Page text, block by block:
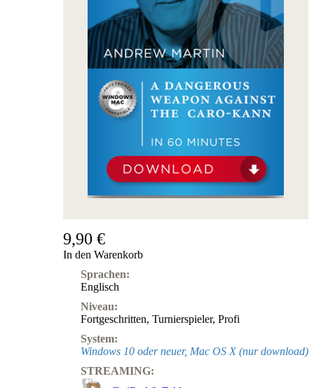
9,90 €
In den Warenkorb
Sprachen:
Englisch
Niveau:
Fortgeschritten, Turnierspieler, Profi
System:
Windows 10 oder neuer, Mac OS X (nur download)
STREAMING: